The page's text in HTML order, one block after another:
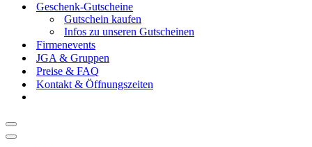
Geschenk-Gutscheine
Gutschein kaufen
Infos zu unseren Gutscheinen
Firmenevents
JGA & Gruppen
Preise & FAQ
Kontakt & Öffnungszeiten
Navigationsmenü
Navigationsmenü